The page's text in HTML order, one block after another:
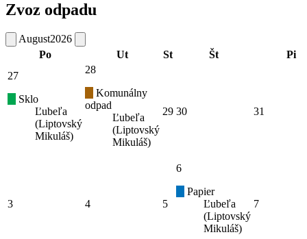
Zvoz odpadu
August2026
Po
Ut St Št
Pi
27
Sklo
Ľubeľa
(Liptovský
Mikuláš)
28
Komunálny
odpad
Ľubeľa
(Liptovský
Mikuláš)
29 30 31
3 4 5
6
Papier
Ľubeľa
(Liptovský
Mikuláš)
7